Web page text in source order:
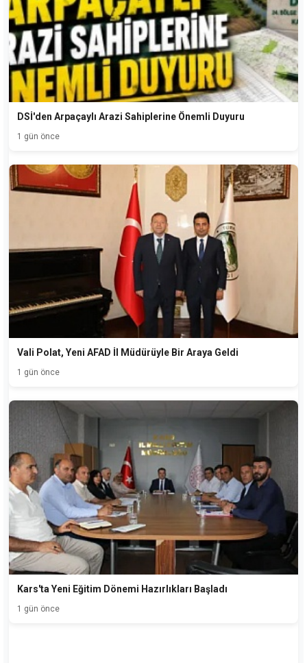
DSİ'den Arpaçaylı Arazi Sahiplerine Önemli Duyuru
1 gün önce
Vali Polat, Yeni AFAD İl Müdürüyle Bir Araya Geldi
1 gün önce
Kars'ta Yeni Eğitim Dönemi Hazırlıkları Başladı
1 gün önce